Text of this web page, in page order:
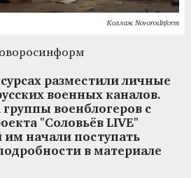
Коллаж NovorosInform
разместили личные
военных каналов.
военблогеров с
"Соловьёв LIVE"
начали поступать
в материале